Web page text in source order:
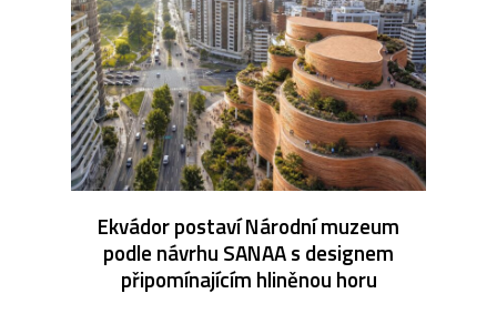
Ekvádor postaví Národní muzeum
podle návrhu SANAA s designem
připomínajícím hliněnou horu